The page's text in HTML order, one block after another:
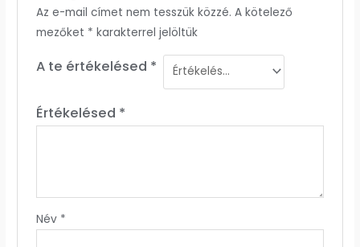
Az e-mail címet nem tesszük közzé. A kötelező
mezőket * karakterrel jelöltük
A te értékelésed *
Értékelésed *
Név *